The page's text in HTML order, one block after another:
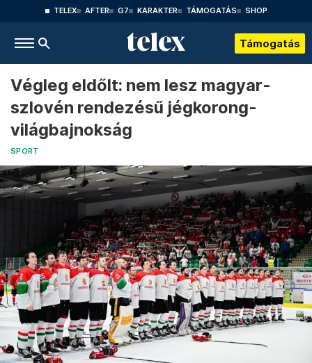
TELEX AFTER G7 KARAKTER TÁMOGATÁS SHOP
Támogatás
Végleg eldőlt: nem lesz magyar-
szlovén rendezésű jégkorong-
világbajnokság
SPORT